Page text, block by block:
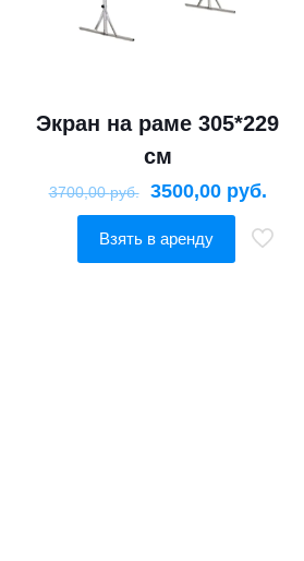
Экран на раме 305*229
см
3700,00руб. 3500,00 руб.
Взять в аренду